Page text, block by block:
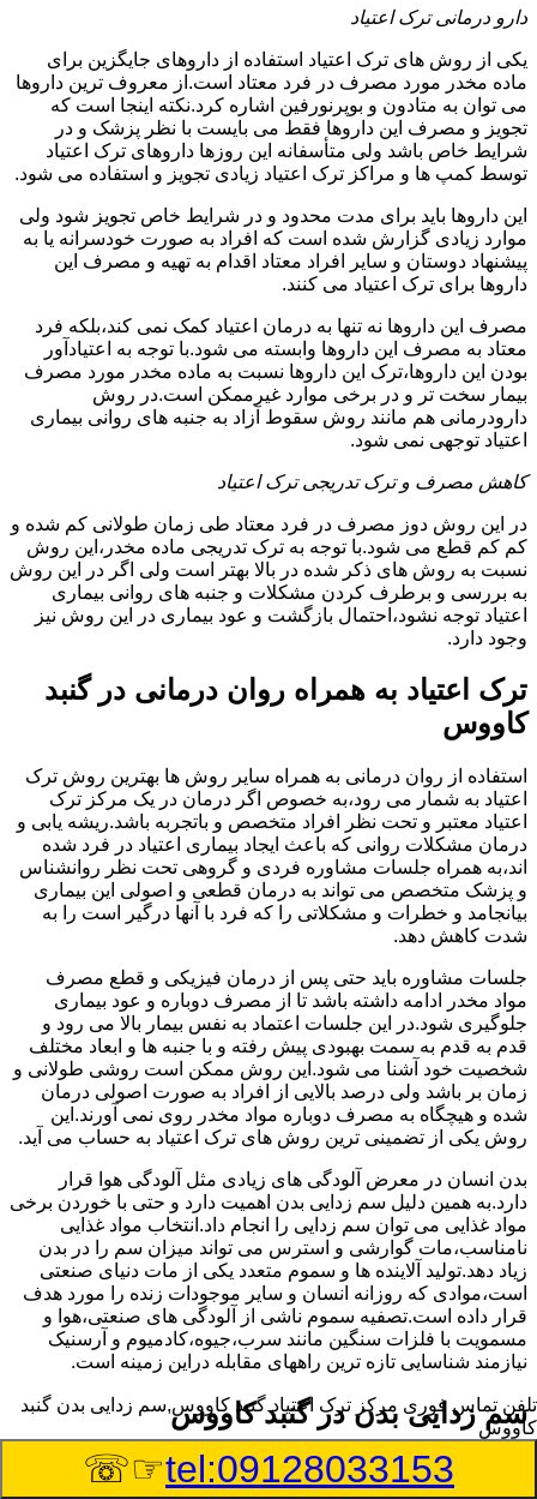
دارو درمانی ترک اعتیاد
یکی از روش های ترک اعتیاد استفاده از داروهای جایگزین برای
ماده مخدر مورد مصرف در فرد معتاد است.از معروف ترین داروها
می توان به متادون و بوپرنورفین اشاره کرد.نکته اینجا است که
تجویز و مصرف این داروها فقط می بایست با نظر پزشک و در
شرایط خاص باشد ولی متأسفانه این روزها داروهای ترک اعتیاد
توسط کمپ ها و مراکز ترک اعتیاد زیادی تجویز و استفاده می شود.
این داروها باید برای مدت محدود و در شرایط خاص تجویز شود ولی
موارد زیادی گزارش شده است که افراد به صورت خودسرانه یا به
پیشنهاد دوستان و سایر افراد معتاد اقدام به تهیه و مصرف این
داروها برای ترک اعتیاد می کنند.
مصرف این داروها نه تنها به درمان اعتیاد کمک نمی کند،بلکه فرد
معتاد به مصرف این داروها وابسته می شود.با توجه به اعتیادآور
بودن این داروها،ترک این داروها نسبت به ماده مخدر مورد مصرف
بیمار سخت تر و در برخی موارد غیرممکن است.در روش
دارودرمانی هم مانند روش سقوط آزاد به جنبه های روانی بیماری
اعتیاد توجهی نمی شود.
کاهش مصرف و ترک تدریجی ترک اعتیاد
در این روش دوز مصرف در فرد معتاد طی زمان طولانی کم شده و
کم کم قطع می شود.با توجه به ترک تدریجی ماده مخدر،این روش
نسبت به روش های ذکر شده در بالا بهتر است ولی اگر در این روش
به بررسی و برطرف کردن مشکلات و جنبه های روانی بیماری
اعتیاد توجه نشود،احتمال بازگشت و عود بیماری در این روش نیز
وجود دارد.
ترک اعتیاد به همراه روان درمانی در گنبد
کاووس
استفاده از روان درمانی به همراه سایر روش ها بهترین روش ترک
اعتیاد به شمار می رود،به خصوص اگر درمان در یک مرکز ترک
اعتیاد معتبر و تحت نظر افراد متخصص و باتجربه باشد.ریشه یابی و
درمان مشکلات روانی که باعث ایجاد بیماری اعتیاد در فرد شده
اند،به همراه جلسات مشاوره فردی و گروهی تحت نظر روانشناس
و پزشک متخصص می تواند به درمان قطعی و اصولی این بیماری
بیانجامد و خطرات و مشکلاتی را که فرد با آنها درگیر است را به
شدت کاهش دهد.
جلسات مشاوره باید حتی پس از درمان فیزیکی و قطع مصرف
مواد مخدر ادامه داشته باشد تا از مصرف دوباره و عود بیماری
جلوگیری شود.در این جلسات اعتماد به نفس بیمار بالا می رود و
قدم به قدم به سمت بهبودی پیش رفته و با جنبه ها و ابعاد مختلف
شخصیت خود آشنا می شود.این روش ممکن است روشی طولانی و
زمان بر باشد ولی درصد بالایی از افراد به صورت اصولی درمان
شده و هیچگاه به مصرف دوباره مواد مخدر روی نمی آورند.این
روش یکی از تضمینی ترین روش های ترک اعتیاد به حساب می آید.
بدن انسان در معرض آلودگی های زیادی مثل آلودگی هوا قرار
دارد.به همین دلیل سم زدایی بدن اهمیت دارد و حتی با خوردن برخی
مواد غذایی می توان سم زدایی را انجام داد.انتخاب مواد غذایی
نامناسب،مات گوارشی و استرس می تواند میزان سم را در بدن
زیاد دهد.تولید آلاینده ها و سموم متعدد یکی از مات دنیای صنعتی
است،موادی که روزانه انسان و سایر موجودات زنده را مورد هدف
قرار داده است.تصفیه سموم ناشی از آلودگی های صنعتی،هوا و
مسمویت با فلزات سنگین مانند سرب،جیوه،کادمیوم و آرسنیک
نیازمند شناسایی تازه ترین راههای مقابله دراین زمینه است.
سم زدایی بدن در گنبد کاووس
سم از کجا وارد بدن ما می شوند؟ با استفاده از چه روش
هایی می توان این سم مضر را از بدن خارج کرد؟
تلفن تماس فوری مرکز ترک اعتیاد گنبد کاووس,سم زدایی بدن گنبد
کاووس
tel:09128033153
☞☏